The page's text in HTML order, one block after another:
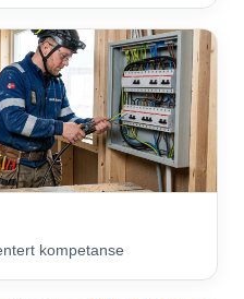
kompetanse